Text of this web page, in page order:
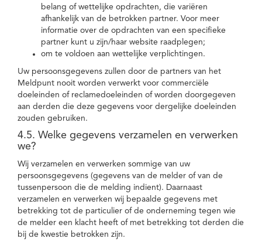
belang of wettelijke opdrachten, die variëren
afhankelijk van de betrokken partner. Voor meer
informatie over de opdrachten van een specifieke
partner kunt u zijn/haar website raadplegen;
om te voldoen aan wettelijke verplichtingen.
Uw persoonsgegevens zullen door de partners van het
Meldpunt nooit worden verwerkt voor commerciële
doeleinden of reclamedoeleinden of worden doorgegeven
aan derden die deze gegevens voor dergelijke doeleinden
zouden gebruiken.
4.5. Welke gegevens verzamelen en verwerken
we?
Wij verzamelen en verwerken sommige van uw
persoonsgegevens (gegevens van de melder of van de
tussenpersoon die de melding indient). Daarnaast
verzamelen en verwerken wij bepaalde gegevens met
betrekking tot de particulier of de onderneming tegen wie
de melder een klacht heeft of met betrekking tot derden die
bij de kwestie betrokken zijn.